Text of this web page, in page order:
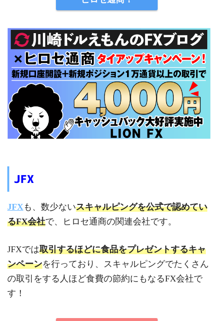
JFX
JFX も、数少ないスキャルピングを公式で認めてい
るFX会社で、ヒロセ通商の関連会社です。
JFXでは取引するほどに食品をプレゼントするキャ
ンペーンを行っており、スキャルピングでたくさん
の取引をする人ほど食費の節約にもなるFX会社で
す！